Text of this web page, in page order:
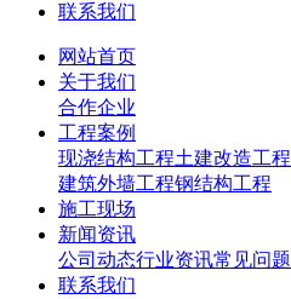
联系我们
网站首页
关于我们
合作企业
工程案例
现浇结构工程土建改造工程
建筑外墙工程钢结构工程
施工现场
新闻资讯
公司动态行业资讯常见问题
联系我们